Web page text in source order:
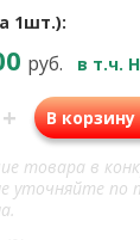
1шт.):
руб. в т.ч.
+ В корзину
товара в
уточняйте по